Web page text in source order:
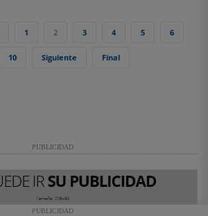
1 2 3 4 5 6
10 Siguiente Final
PUBLICIDAD
PUBLICIDAD